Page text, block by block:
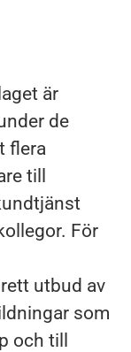
är
de
flera
till
För
utbud av
som
och till